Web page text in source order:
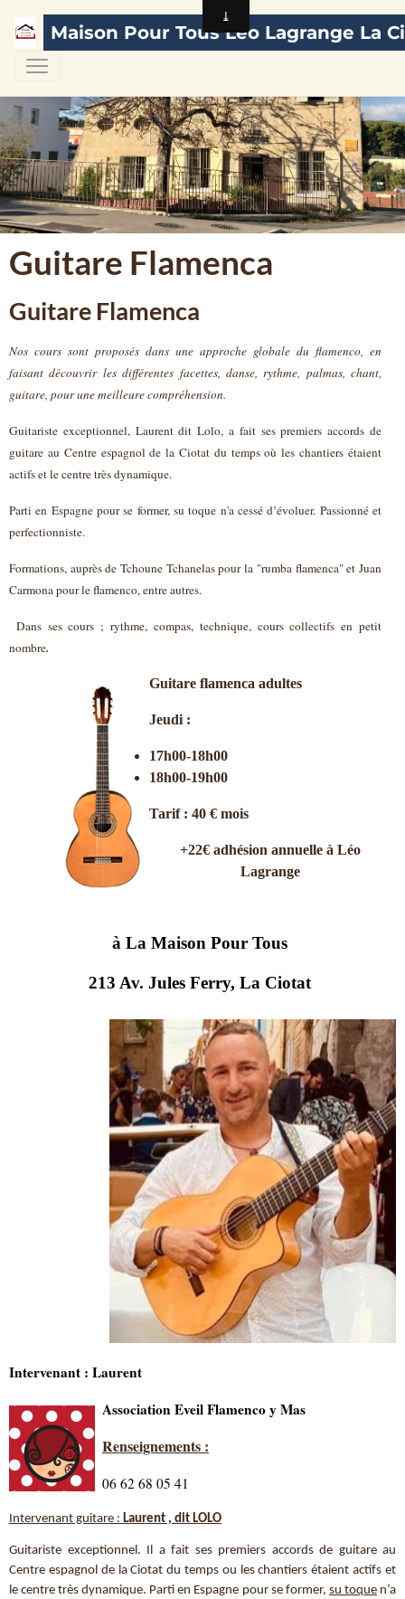
Maison Pour Tous Léo Lagrange La
Guitare Flamenca
Guitare Flamenca
Nos cours sont proposés dans une approche globale du flamenco, en
faisant découvrir les différentes facettes, danse, rythme, palmas, chant,
guitare, pour une meilleure compréhension.
Guitariste exceptionnel, Laurent dit Lolo, a fait ses premiers accords de
guitare au Centre espagnol de la Ciotat du temps où les chantiers étaient
actifs et le centre très dynamique.
Parti en Espagne pour se former, su toque n'a cessé d’évoluer. Passionné et
perfectionniste.
Formations, auprès de Tchoune Tchanelas pour la "rumba flamenca" et Juan
Carmona pour le flamenco, entre autres.
Dans ses cours ; rythme, compas, technique, cours collectifs en petit
nombre.
Guitare flamenca adultes
Jeudi :
17h00-18h00
18h00-19h00
Tarif : 40 € mois
+22€ adhésion annuelle à Léo
Lagrange
à La Maison Pour Tous
213 Av. Jules Ferry, La Ciotat
Intervenant : Laurent
Association Eveil Flamenco y Mas
Renseignements :
06 62 68 05 41
Intervenant guitare : Laurent , dit LOLO
Guitariste exceptionnel. Il a fait ses premiers accords de guitare au
Centre espagnol de la Ciotat du temps ou les chantiers étaient actifs et
le centre très dynamique. Parti en Espagne pour se former, su toquen’a